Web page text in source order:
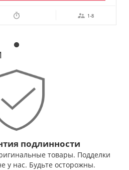
1-8
подлинности
товары. Подделки
у нас. Будьте осторожны.